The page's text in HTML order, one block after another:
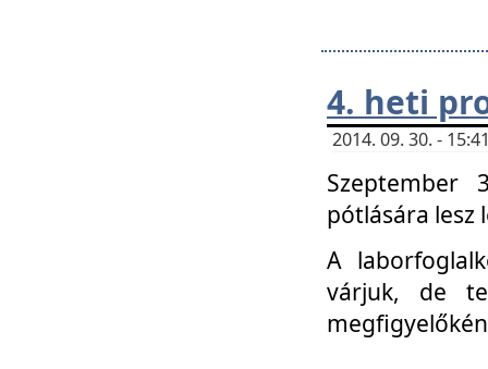
4. heti
2014. 09. 30. -
Szeptember
pótlására lesz
A
várjuk, de